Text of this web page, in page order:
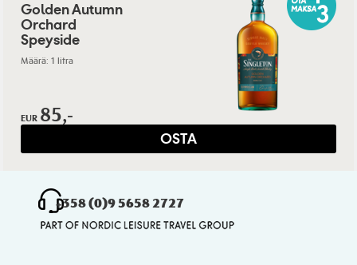
Golden Autumn
Orchard
Speyside
Määrä: 1 litra
EUR 85,-
OSTA
+358 (0)9 5658 2727